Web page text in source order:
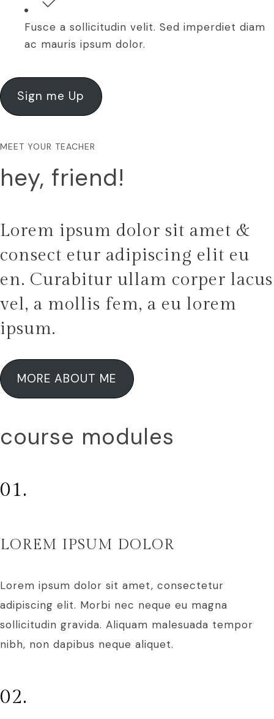
Fusce a sollicitudin velit. Sed imperdiet diam
ac mauris ipsum dolor.
Sign me Up
MEET YOUR TEACHER
hey, friend!
Lorem ipsum dolor sit amet &
consect etur adipiscing elit eu
en. Curabitur ullam corper lacus
vel, a mollis fem, a eu lorem
ipsum.
MORE ABOUT ME
course modules
01.
LOREM IPSUM DOLOR
Lorem ipsum dolor sit amet, consectetur
adipiscing elit. Morbi nec neque eu magna
sollicitudin gravida. Aliquam malesuada tempor
nibh, non dapibus neque aliquet.
02.